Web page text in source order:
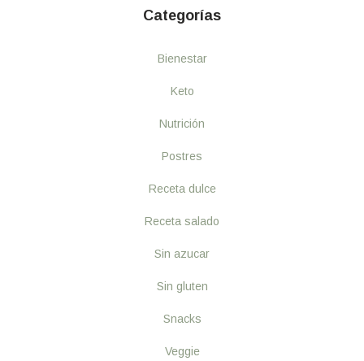
Categorías
Bienestar
Keto
Nutrición
Postres
Receta dulce
Receta salado
Sin azucar
Sin gluten
Snacks
Veggie